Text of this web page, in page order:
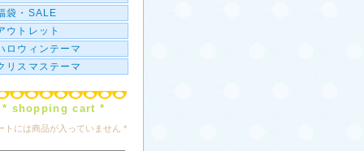
袋・SALE
ウトレット
ロウィンテーマ
リスマステーマ
* shopping cart *
トには商品が入っていません *